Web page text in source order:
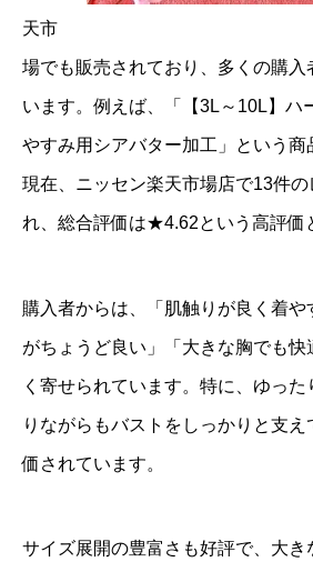
天市
場でも販売されており、多くの購入
います。例えば、「【3L～10L】ハ
やすみ用シアバター加工」という商
現在、ニッセン楽天市場店で13件
れ、総合評価は★4.62という高評価
購入者からは、「肌触りが良く着
がちょうど良い」「大きな胸でも快
く寄せられています。特に、ゆっ
りながらもバストをしっかりと支
価されています。
サイズ展開の豊富さも好評で、大き